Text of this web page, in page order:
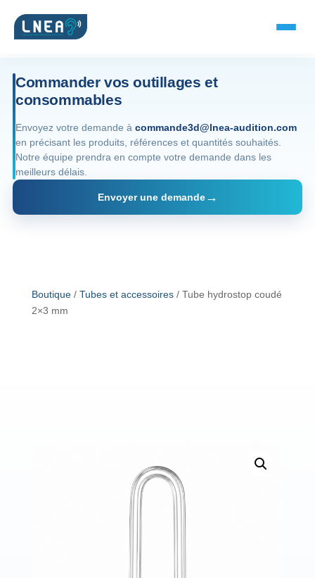
SOLUTIONS AUDITIVES
Embouts BTE
Micro-embouts
Embouts protecteurs
Commander vos outillages et
consommables
Envoyez votre demande à commande3d@lnea-audition.com
en précisant les produits, références et quantités souhaités.
Notre équipe prendra en compte votre demande dans les
meilleurs délais.
Envoyer une demande
Boutique/ Tubes et accessoires/ Tube hydrostop coudé
2×3 mm